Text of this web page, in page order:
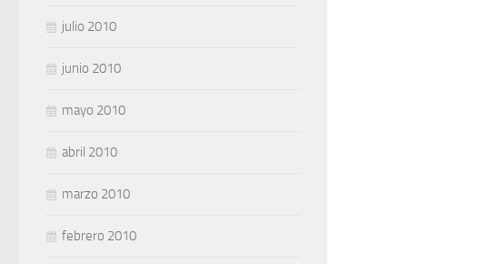
julio 2010
junio 2010
mayo 2010
abril 2010
marzo 2010
febrero 2010